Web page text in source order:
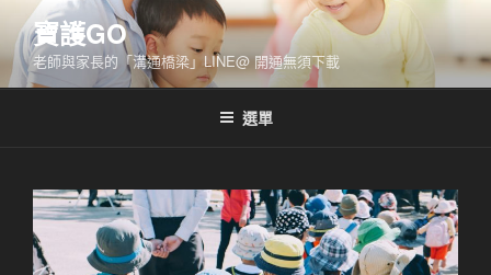
主
要
寶護GO
老師與家長的「溝通橋梁」LINE@ 開通無須下載
選單